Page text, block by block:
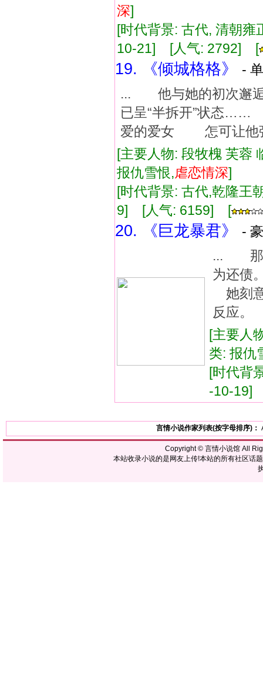
深]
[时代背景: 古代, 清朝
10-21] [人气: 2792] [
19. 《倾城格格》
-
... 他与她的初次邂
已呈“半拆开”状态
爱的爱女 怎可让他
[主要人物: 段牧槐 芙
报仇雪恨,虐恋情深]
[时代背景: 古代,乾隆
9] [人气: 6159] [
20. 《巨龙暴君》
-
... 那个
为还
她刻
反应。
[主要人
类: 报仇
[时代背
-10-19]
言情小说作家列表(按字母排序)：
Copyright © 言情小说馆All
本站收录小说的是网友上传!本站的所有社区话